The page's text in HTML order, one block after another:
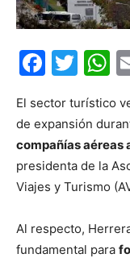
El sector turístico
de expansión
compañías aéreas
presidenta de la
Viajes y Turismo
Al respecto,
fundamental para